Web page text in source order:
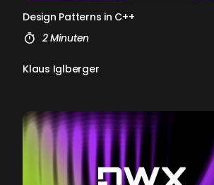
De­sign Pat­terns in C++
2 Minuten
Klaus Iglberger